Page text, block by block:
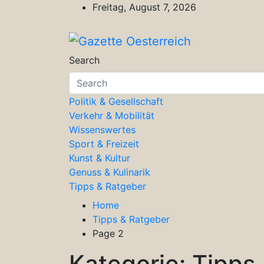
Freitag, August 7, 2026
Gazette Oesterreich
Magazin für Freizeit, Politik, Kultur
Search
Politik & Gesellschaft
Verkehr & Mobilität
Wissenswertes
Sport & Freizeit
Kunst & Kultur
Genuss & Kulinarik
Tipps & Ratgeber
Home
Tipps & Ratgeber
Page 2